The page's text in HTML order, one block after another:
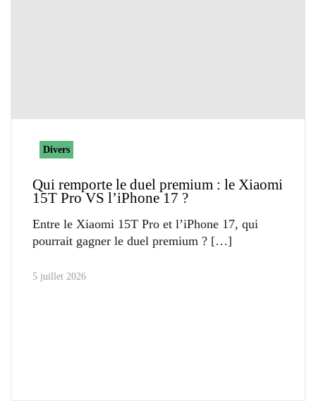
Divers
Qui remporte le duel premium : le Xiaomi
15T Pro VS l’iPhone 17 ?
Entre le Xiaomi 15T Pro et l’iPhone 17, qui
pourrait gagner le duel premium ?
5 juillet 2026